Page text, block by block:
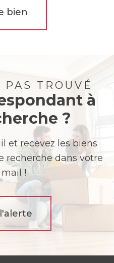
bien
TROUVÉ
à
?
et recevez les biens
recherche dans votre
!